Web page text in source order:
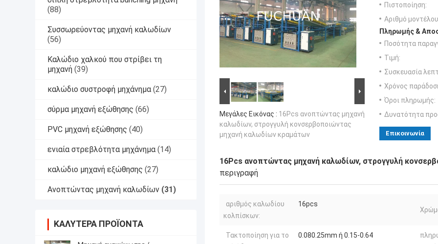
(88)
Συσσωρεύοντας μηχανή καλωδίων
(56)
Καλώδιο χαλκού που στρίβει τη
μηχανή (39)
καλώδιο συστροφή μηχάνημα (27)
σύρμα μηχανή εξώθησης (66)
PVC μηχανή εξώθησης (40)
ενιαία στρεβλότητα μηχάνημα (14)
καλώδιο μηχανή εξώθησης (27)
Ανοπτώντας μηχανή καλωδίων (31)
ΚΑΛΎΤΕΡΑ ΠΡΟΪΌΝΤΑ
Μεγάλες Εικόνας : 16Pcs ανοπτώντας μηχανή
καλωδίων, στρογγυλή κονσερβοποιώντας
μηχανή καλωδίων κραμάτων
Πιστοποίηση:
Αριθμό
Πληρωμής &
Ποσότητα
Τιμή:
Συσκευασία
Χρόνος
Όροι πληρωμής:
Δυνατότητα
Επικοινωνία
16Pcs ανοπτώντας μηχανή καλωδίων, στρογγυλή
περιγραφή
αριθμός καλωδίου
κολπίσκων:
16pcs
Τακτοποίηση για το
0.080.25mm ή 0.15-0.64